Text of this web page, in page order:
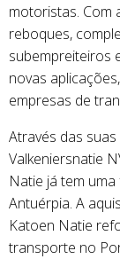
motoristas. Com
reboques,
subempreiteiros
novas
empresas de
Através das
Valkeniersnatie
Natie já tem
Antuérpia. A
Katoen Natie
transporte no